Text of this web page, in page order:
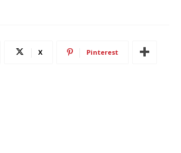
X Pinterest